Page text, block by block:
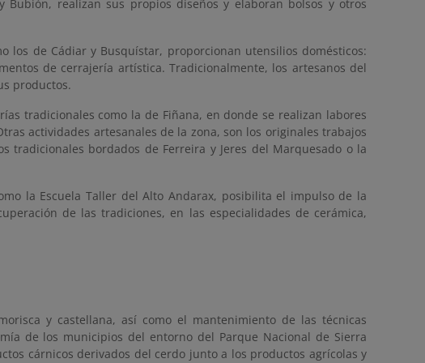
realizan sus propios diseños y elaboran bolsos y otros
los de Cádiar y Busquístar, proporcionan utensilios domésticos:
de cerrajería artística. Tradicionalmente, los artesanos del
productos.
tradicionales como la de Fiñana, en donde se realizan labores
actividades artesanales de la zona, son los originales trabajos
tradicionales bordados de Ferreira y Jeres del Marquesado o la
la Escuela Taller del Alto Andarax, posibilita el impulso de la
de las tradiciones, en las especialidades de cerámica,
y castellana, así como el mantenimiento de las técnicas
de los municipios del entorno del Parque Nacional de Sierra
cárnicos derivados del cerdo junto a los productos agrícolas y